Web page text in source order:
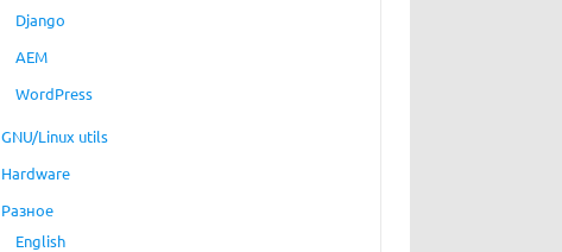
Django
AEM
WordPress
GNU/Linux utils
Hardware
Разное
English